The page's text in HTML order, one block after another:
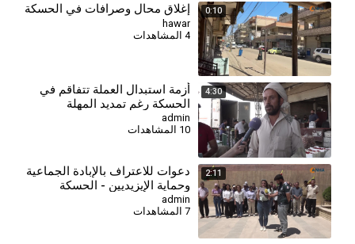
0:10 إغلاق محال وصرافات في الحسكة
hawar
4 المشاهدات
4:30
⁣أزمة استبدال العملة تتفاقم في
الحسكة رغم تمديد المهلة
admin
10 المشاهدات
2:11
دعوات للاعتراف بالإبادة الجماعية
وحماية الإيزيديين - الحسكة
admin
7 المشاهدات